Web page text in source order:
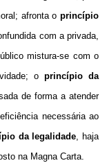
afronta o princípio
com a privada,
mistura-se com o
o princípio da
de forma a atender
necessária ao
da legalidade, haja
na Magna Carta.